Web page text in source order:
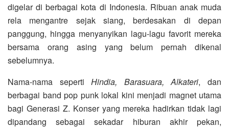
digelar di berbagai kota di Indonesia. Ribuan anak muda
rela mengantre sejak siang, berdesakan di depan
panggung, hingga menyanyikan lagu-lagu favorit mereka
bersama orang asing yang belum pernah dikenal
sebelumnya.
Nama-nama sepertiHindia, Barasuara, Alkateri, dan
berbagai band pop punk lokal kini menjadi magnet utama
bagi Generasi Z. Konser yang mereka hadirkan tidak lagi
dipandang sebagai sekadar hiburan akhir pekan,